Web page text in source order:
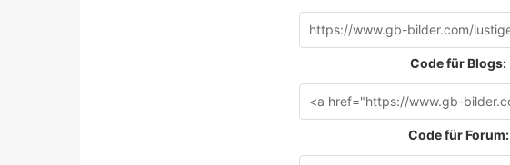
Code für Blogs:
Code für Forum: